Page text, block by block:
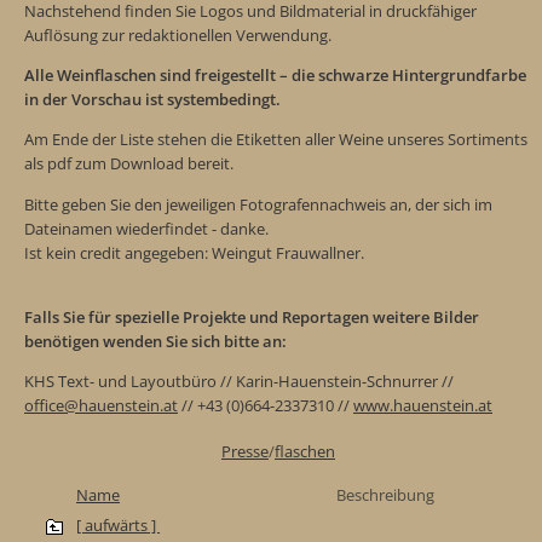
Nachstehend finden Sie Logos und Bildmaterial in druckfähiger
Auflösung zur redaktionellen Verwendung.
Alle Weinflaschen sind freigestellt – die schwarze Hintergrundfarbe
in der Vorschau ist systembedingt.
Am Ende der Liste stehen die Etiketten aller Weine unseres Sortiments
als pdf zum Download bereit.
Bitte geben Sie den jeweiligen Fotografennachweis an, der sich im
Dateinamen wiederfindet - danke.
Ist kein credit angegeben: Weingut Frauwallner.
Falls Sie für spezielle Projekte und Reportagen weitere Bilder
benötigen wenden Sie sich bitte an:
KHS Text- und Layoutbüro // Karin-Hauenstein-Schnurrer //
office@hauenstein.at// +43 (0)664-2337310 //www.hauenstein.at
Presse/flaschen
Name
Beschreibung
[ aufwärts ]